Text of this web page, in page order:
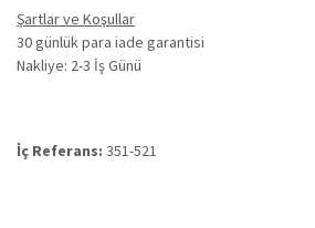
Şartlar ve Koşullar
30 günlük para iade garantisi
Nakliye: 2-3 İş Günü
İç Referans: 351-521